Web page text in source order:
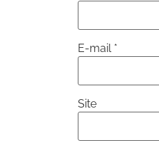
E-mail *
Site